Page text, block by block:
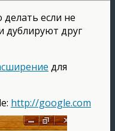
если не
дублируют друг
для
http://google.com